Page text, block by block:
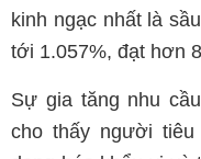
kinh ngạc nhất là
tới 1.057%, đạt hơn
Sự gia tăng nhu
cho thấy người